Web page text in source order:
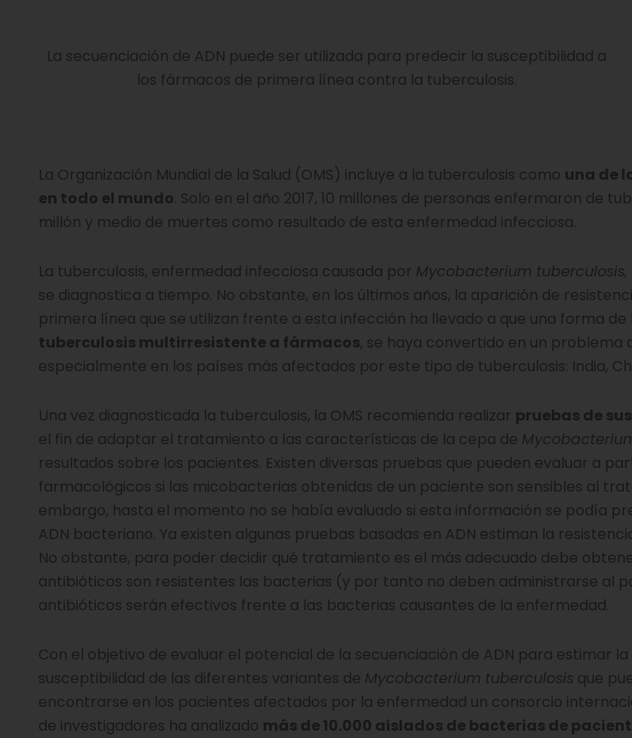
La secuenciación de ADN puede ser utilizada para predecir la susceptibilidad a
los fármacos de primera línea contra la tuberculosis.
La Organización Mundial de la Salud (OMS) incluye a la tuberculosis como una de
en todo el mundo. Solo en el año 2017, 10 millones de personas enfermaron de
millón y medio de muertes como resultado de esta enfermedad infecciosa.
La tuberculosis, enfermedad infecciosa causada por Mycobacterium tuberculosis,
se diagnostica a tiempo. No obstante, en los últimos años, la aparición de
primera línea que se utilizan frente a esta infección ha llevado a que una forma
tuberculosis multirresistente a fármacos, se haya convertido en un problema
especialmente en los países más afectados por este tipo de tuberculosis: India,
Una vez diagnosticada la tuberculosis, la OMS recomienda realizar pruebas de
el fin de adaptar el tratamiento a las características de la cepa de
resultados sobre los pacientes. Existen diversas pruebas que pueden evaluar a
farmacológicos si las micobacterias obtenidas de un paciente son sensibles al
embargo, hasta el momento no se había evaluado si esta información se podía
ADN bacteriano. Ya existen algunas pruebas basadas en ADN estiman la
No obstante, para poder decidir qué tratamiento es el más adecuado debe
antibióticos son resistentes las bacterias (y por tanto no deben administrarse al
antibióticos serán efectivos frente a las bacterias causantes de la enfermedad.
Con el objetivo de evaluar el potencial de la secuenciación de ADN para estimar la
susceptibilidad de las diferentes variantes de Mycobacterium tuberculosis que
encontrarse en los pacientes afectados por la enfermedad un consorcio
de investigadores ha analizado más de 10.000 aislados de bacterias de